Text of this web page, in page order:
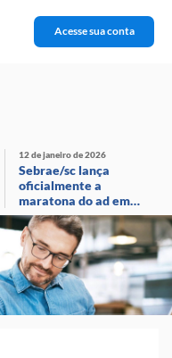
Acesse sua conta
12 de janeiro de 2026
Sebrae/sc lança
oficialmente a
maratona do ad em
evento com
transmissão ao vivo